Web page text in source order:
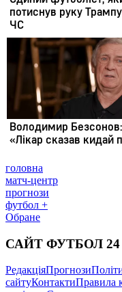
головна
матч-центр
прогнози
футбол +
Обране
САЙТ ФУТБОЛ 24
РедакціяПрогнози
сайтуКонтактиПравила